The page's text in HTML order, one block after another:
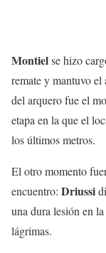
Montielse hizo
remate y mantuvo el
del arquero fue el
etapa en la que el
los últimos metros.
El otro momento
encuentro: Driussi
una dura lesión en
lágrimas.